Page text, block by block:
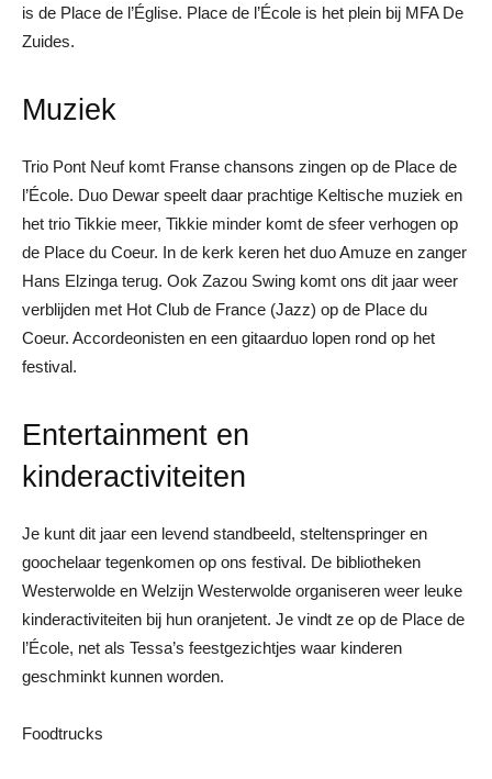
is de Place de l’Église. Place de l’École is het plein bij MFA De
Zuides.
Muziek
Trio Pont Neuf komt Franse chansons zingen op de Place de
l’École. Duo Dewar speelt daar prachtige Keltische muziek en
het trio Tikkie meer, Tikkie minder komt de sfeer verhogen op
de Place du Coeur. In de kerk keren het duo Amuze en zanger
Hans Elzinga terug. Ook Zazou Swing komt ons dit jaar weer
verblijden met Hot Club de France (Jazz) op de Place du
Coeur. Accordeonisten en een gitaarduo lopen rond op het
festival.
Entertainment en
kinderactiviteiten
Je kunt dit jaar een levend standbeeld, steltenspringer en
goochelaar tegenkomen op ons festival. De bibliotheken
Westerwolde en Welzijn Westerwolde organiseren weer leuke
kinderactiviteiten bij hun oranjetent. Je vindt ze op de Place de
l’École, net als Tessa’s feestgezichtjes waar kinderen
geschminkt kunnen worden.
Foodtrucks